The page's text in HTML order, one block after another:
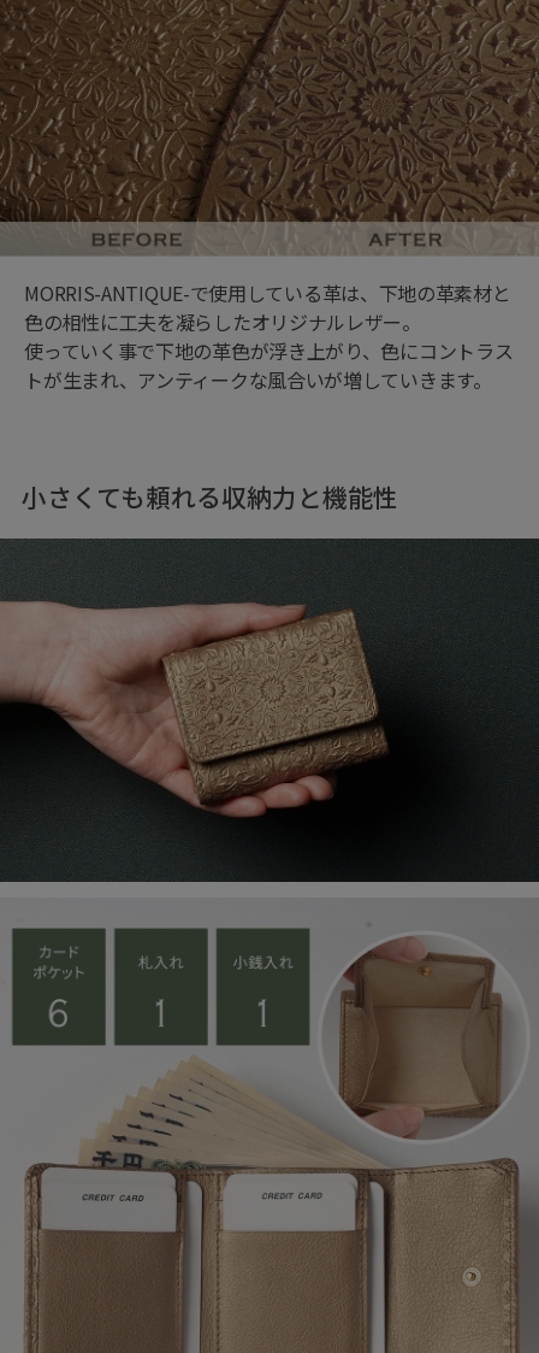
MORRIS-ANTIQUE-で使用している革は、下地の革素材と
色の相性に工夫を凝らしたオリジナルレザー。
使っていく事で下地の革色が浮き上がり、色にコントラス
トが生まれ、アンティークな風合いが増していきます。
小さくても頼れる収納力と機能性